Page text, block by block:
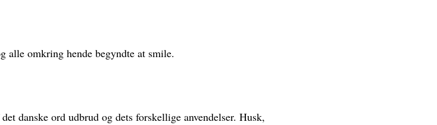
alle omkring hende begyndte at smile.
danske ord udbrud og dets forskellige anvendelser. Husk,